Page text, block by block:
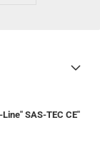
SAS-TEC CE"